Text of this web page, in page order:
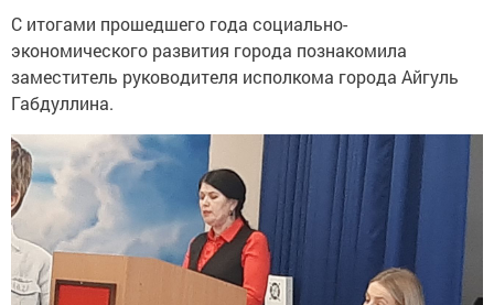
С итогами прошедшего года социально-
экономического развития города познакомила
заместитель руководителя исполкома города Айгуль
Габдуллина.